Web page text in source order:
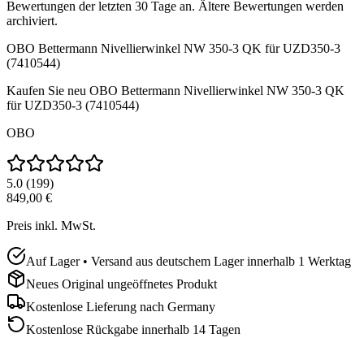
Bewertungen der letzten 30 Tage an. Ältere Bewertungen werden
archiviert.
OBO Bettermann Nivellierwinkel NW 350-3 QK für UZD350-3
(7410544)
Kaufen Sie neu OBO Bettermann Nivellierwinkel NW 350-3 QK
für UZD350-3 (7410544)
OBO
5.0 (199)
849,00 €
Preis inkl. MwSt.
Auf Lager • Versand aus deutschem Lager innerhalb 1 Werktag
Neues Original ungeöffnetes Produkt
Kostenlose Lieferung nach Germany
Kostenlose Rückgabe innerhalb 14 Tagen